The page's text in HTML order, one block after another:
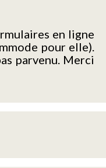
en ligne
pour elle).
parvenu. Merci